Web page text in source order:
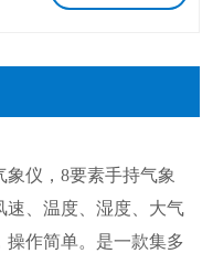
仪，8要素手持气象
速、温度、湿度、大气
操作简单。是一款集多